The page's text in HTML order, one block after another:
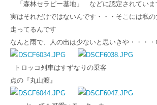
「森林セラピー基地」 などに認定されていま
実はそれだけではないんです・・・そこには私
走ってるんです
なんと雨で、人の出は少ないと思いきや・・・・
トロッコ列車はすずなりの乗
点の『丸山渡』